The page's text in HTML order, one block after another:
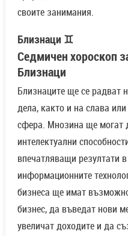
своите занимания.
Близнаци ♊
Седмичен хороскоп
Близнаци
Близнаците ще се радват
дела, както и на слава
сфера. Мнозина ще могат
интелектуални
впечатляващи резултати
информационните
бизнеса ще имат
бизнес, да въведат нови
увеличат доходите и да